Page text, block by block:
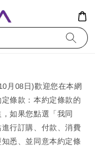
月08日)歡迎您在本網
條款：本約定條款的
如果您點選「我同
行訂購、付款、消費
悉、並同意本約定條